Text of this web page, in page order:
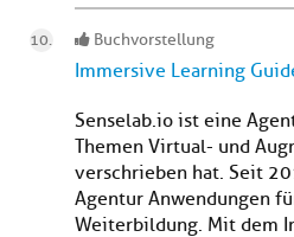
Buchvorstellung
Immersive Learning
Senselab.io ist eine
Themen Virtual- und
verschrieben hat. Seit
Agentur Anwendungen
Weiterbildung. Mit dem